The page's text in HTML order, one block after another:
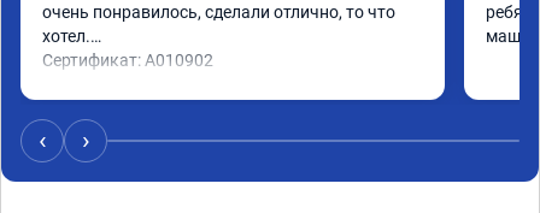
очень понравилось, сделали отлично, то что
хотел.
Сертификат: A010902
‹ ›